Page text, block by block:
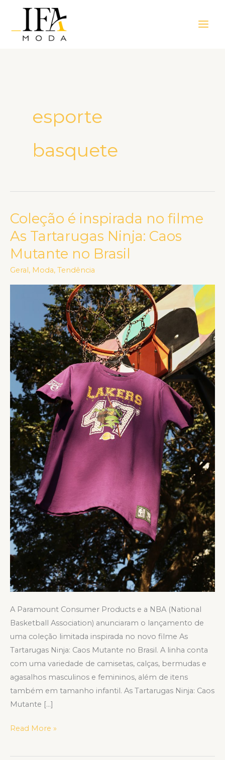
Menu
esporte
basquete
Coleção é inspirada no filme
As Tartarugas Ninja: Caos
Mutante no Brasil
Geral , Moda, Tendência
A Paramount Consumer Products e a NBA (National
Basketball Association) anunciaram o lançamento de
uma coleção limitada inspirada no novo filme As
Tartarugas Ninja: Caos Mutante no Brasil. A linha conta
com uma variedade de camisetas, calças, bermudas e
agasalhos masculinos e femininos, além de itens
também em tamanho infantil. As Tartarugas Ninja: Caos
Mutante […]
Coleção
inspirada
no
filme
As
Caos
Mutante
no
Brasil
Read More »